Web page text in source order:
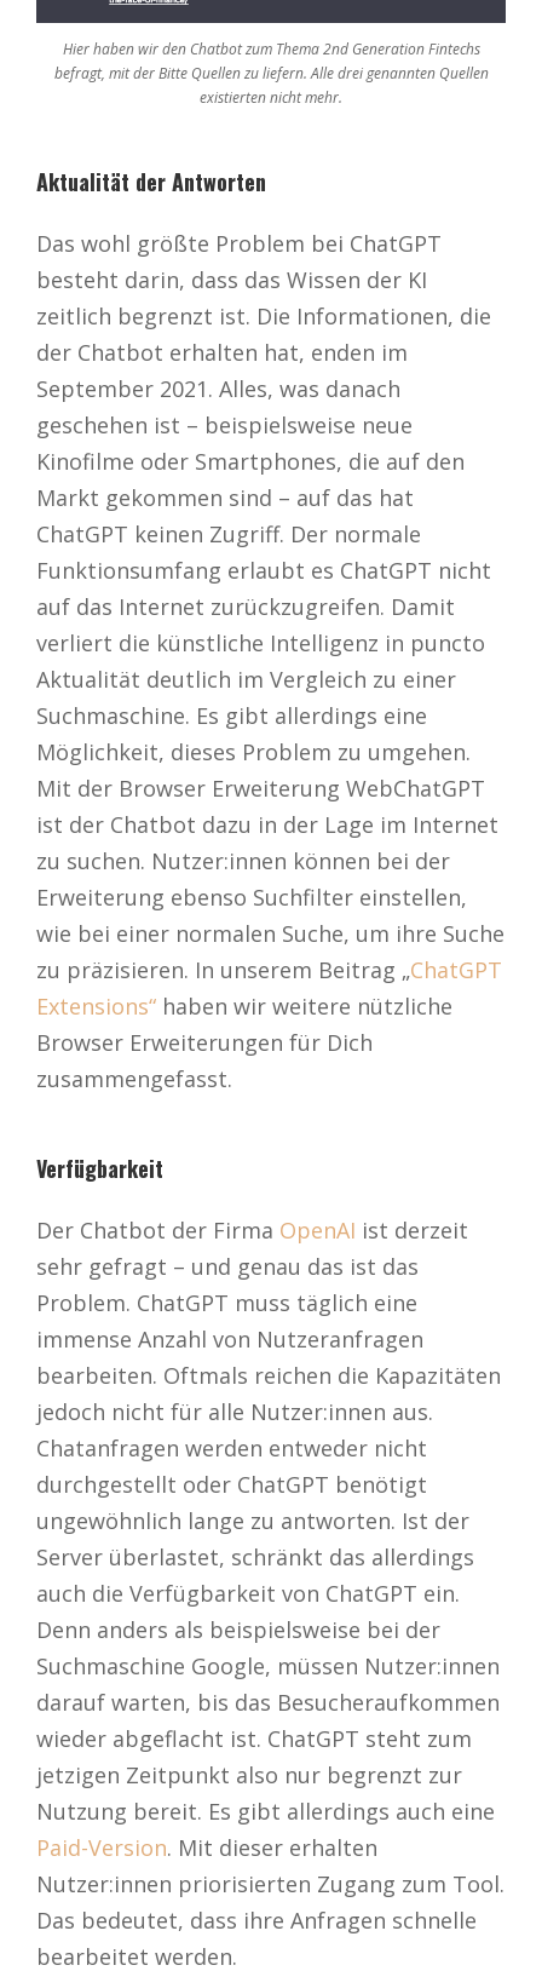
Hier haben wir den Chatbot zum Thema 2nd Generation Fintechs
befragt, mit der Bitte Quellen zu liefern. Alle drei genannten Quellen
existierten nicht mehr.
Aktualität der Antworten
Das wohl größte Problem bei ChatGPT
besteht darin, dass das Wissen der KI
zeitlich begrenzt ist. Die Informationen, die
der Chatbot erhalten hat, enden im
September 2021. Alles, was danach
geschehen ist – beispielsweise neue
Kinofilme oder Smartphones, die auf den
Markt gekommen sind – auf das hat
ChatGPT keinen Zugriff. Der normale
Funktionsumfang erlaubt es ChatGPT nicht
auf das Internet zurückzugreifen. Damit
verliert die künstliche Intelligenz in puncto
Aktualität deutlich im Vergleich zu einer
Suchmaschine. Es gibt allerdings eine
Möglichkeit, dieses Problem zu umgehen.
Mit der Browser Erweiterung WebChatGPT
ist der Chatbot dazu in der Lage im Internet
zu suchen. Nutzer:innen können bei der
Erweiterung ebenso Suchfilter einstellen,
wie bei einer normalen Suche, um ihre Suche
zu präzisieren. In unserem Beitrag „ChatGPT
Extensions“ haben wir weitere nützliche
Browser Erweiterungen für Dich
zusammengefasst.
Verfügbarkeit
Der Chatbot der Firma OpenAI ist derzeit
sehr gefragt – und genau das ist das
Problem. ChatGPT muss täglich eine
immense Anzahl von Nutzeranfragen
bearbeiten. Oftmals reichen die Kapazitäten
jedoch nicht für alle Nutzer:innen aus.
Chatanfragen werden entweder nicht
durchgestellt oder ChatGPT benötigt
ungewöhnlich lange zu antworten. Ist der
Server überlastet, schränkt das allerdings
auch die Verfügbarkeit von ChatGPT ein.
Denn anders als beispielsweise bei der
Suchmaschine Google, müssen Nutzer:innen
darauf warten, bis das Besucheraufkommen
wieder abgeflacht ist. ChatGPT steht zum
jetzigen Zeitpunkt also nur begrenzt zur
Nutzung bereit. Es gibt allerdings auch eine
Paid-Version. Mit dieser erhalten
Nutzer:innen priorisierten Zugang zum Tool.
Das bedeutet, dass ihre Anfragen schnelle
bearbeitet werden.